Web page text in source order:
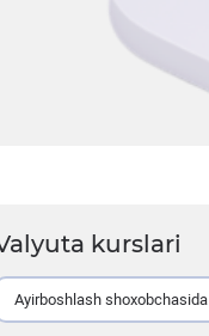
kurslari
Ayirboshlash shoxobchasida